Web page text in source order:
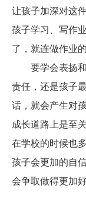
让孩子加深对这
孩子学习、写作
了，就连做作业
要学会表扬和
责任，还是孩子
话，就会产生对
成长道路上是至
在学校的时候也
孩子会更加的自
会争取做得更加好